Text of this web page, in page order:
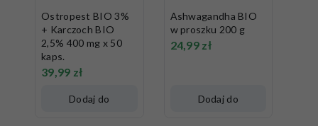
Ostropest BIO 3%
+ Karczoch BIO
2,5% 400 mg x 50
kaps.
39,99 zł
Dodaj do
Ashwagandha BIO
w proszku 200 g
24,99 zł
Dodaj do